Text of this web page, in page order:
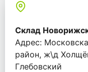
Склад
Адрес:
район, ж\д
Глебовский